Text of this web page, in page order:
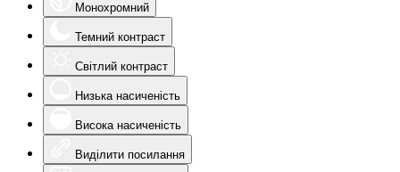
Монохромний
Темний контраст
Світлий контраст
Низька насиченість
Висока насиченість
Виділити посилання